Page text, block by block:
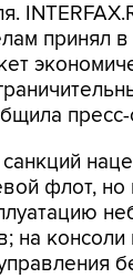
принял
флот, но
на консоли